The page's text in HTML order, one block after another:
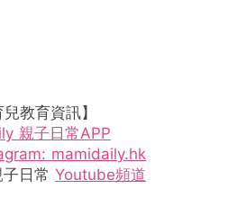
教育資訊】
親子日常APP
mamidaily.hk
日常 Youtube頻道